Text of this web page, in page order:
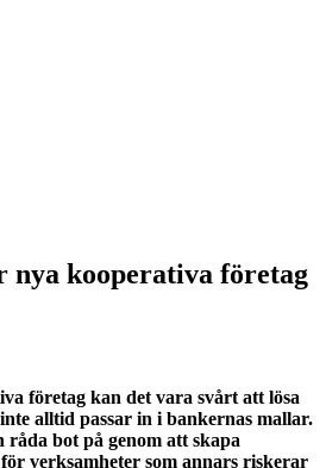
kooperativa företag
företag kan det vara svårt att lösa
alltid passar in i bankernas mallar.
bot på genom att skapa
verksamheter som annars riskerar